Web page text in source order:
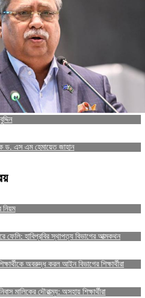
ড. এস এম হেমায়েত জাহান
নিয়ম
ফেলি: হাবিপ্রবির স্থাপত্য বিভাগের আত্মকথন
অবরুদ্ধ করল আইন বিভাগের শিক্ষার্থীরা
মালিকের দৌরাত্ম্য: অসহায় শিক্ষার্থীরা